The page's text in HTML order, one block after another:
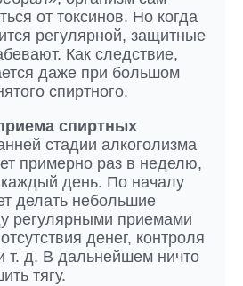
от токсинов. Но когда
регулярной, защитные
Как следствие,
даже при большом
спиртного.
спиртных
стадии алкоголизма
примерно раз в неделю,
день. По началу
делать небольшие
регулярными приемами
денег, контроля
т. д. В дальнейшем ничто
тягу.